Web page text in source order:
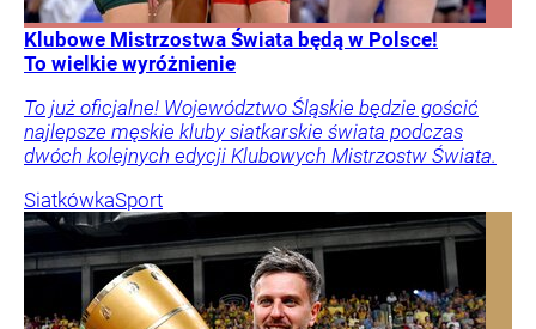
Klubowe Mistrzostwa Świata będą w Polsce!
To wielkie wyróżnienie
To już oficjalne! Województwo Śląskie będzie gościć
najlepsze męskie kluby siatkarskie świata podczas
dwóch kolejnych edycji Klubowych Mistrzostw Świata.
SiatkówkaSport